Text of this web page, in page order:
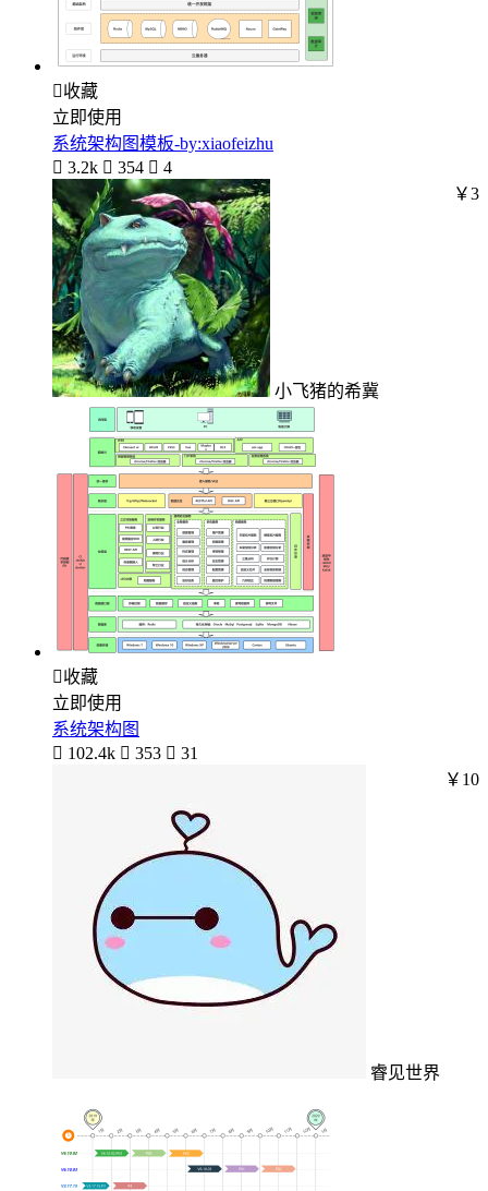
收藏
立即使用
系统架构图模板-by:xiaofeizhu
 3.2k  354  4
小飞猪的希冀
￥3
收藏
立即使用
系统架构图
 102.4k  353  31
睿见世界
￥10